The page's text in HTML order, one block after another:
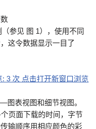
参见 图 1），使用不同
这令数据显示一目了
表视图和细节视图。
页面下载的时间，字节
输顺序用相应颜色的彩